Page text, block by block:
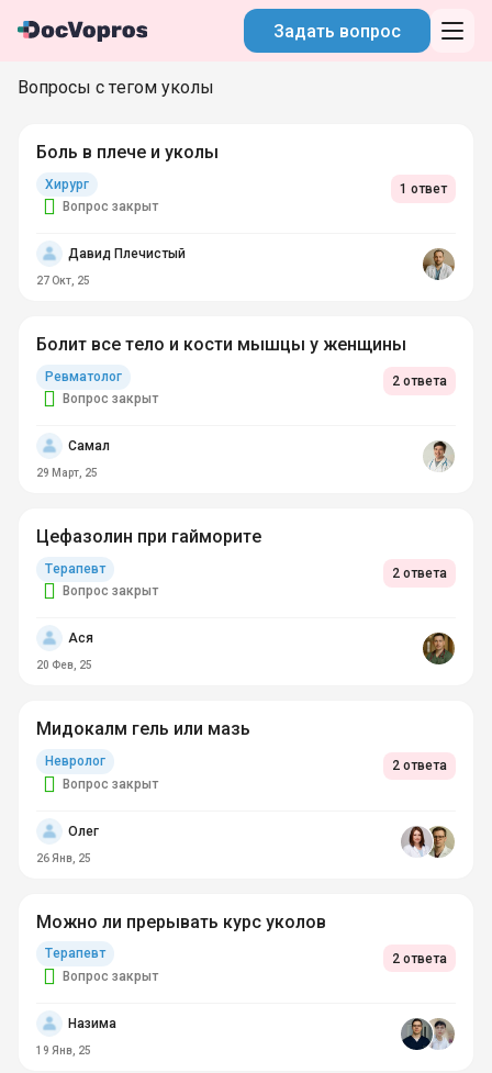
Задать вопрос
Вопросы с тегом уколы
Боль в плече и уколы
Хирург
Вопрос закрыт
1 ответ
Давид Плечистый
27 Окт, 25
Болит все тело и кости мышцы у женщины
Ревматолог
Вопрос закрыт
2 ответа
Самал
29 Март, 25
Цефазолин при гайморите
Терапевт
Вопрос закрыт
2 ответа
Ася
20 Фев, 25
Мидокалм гель или мазь
Невролог
Вопрос закрыт
2 ответа
Олег
26 Янв, 25
Можно ли прерывать курс уколов
Терапевт
Вопрос закрыт
2 ответа
Назима
19 Янв, 25